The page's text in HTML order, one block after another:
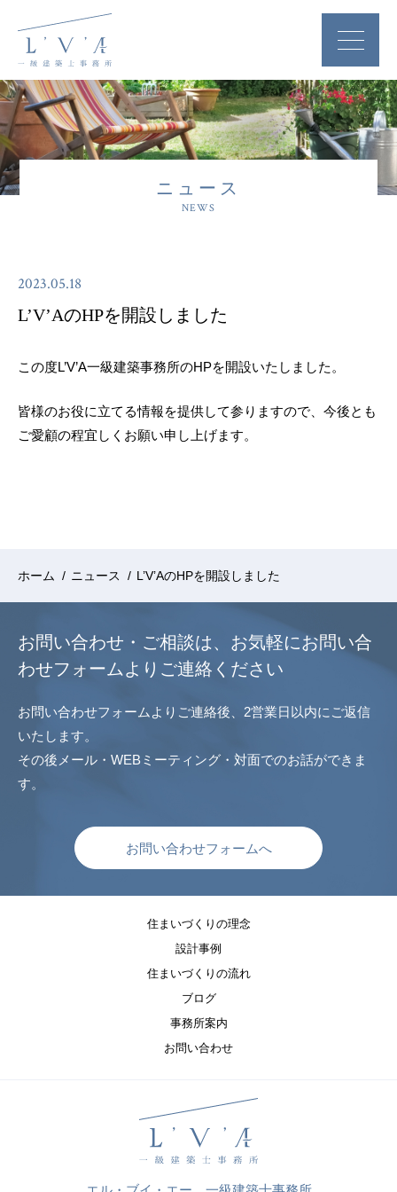
ニュース
NEWS
2023.05.18
L’V’AのHPを開設しました
この度L’V’A一級建築事務所のHPを開設いたしました。
皆様のお役に立てる情報を提供して参りますので、今後とも
ご愛顧の程宜しくお願い申し上げます。
ホーム / ニュース / L’V’AのHPを開設しました
お問い合わせ・ご相談は、 お気軽にお問い合
わせフォームよりご連絡ください
お問い合わせフォームよりご連絡後、2営業日以内にご返信
いたします。
その後メール・WEBミーティング・対面でのお話ができま
す。
お問い合わせフォームへ
住まいづくりの理念
設計事例
住まいづくりの流れ
ブログ
事務所案内
お問い合わせ